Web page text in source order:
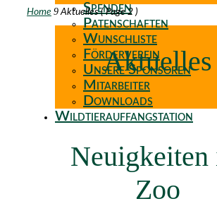
Spenden
Patenschaften
Wunschliste
Förderverein
Unsere Sponsoren
Mitarbeiter
Downloads
Wildtierauffangstation
Home 9 Aktuelles( Page 2 )
Aktuelles
Neuigkeiten
Zoo